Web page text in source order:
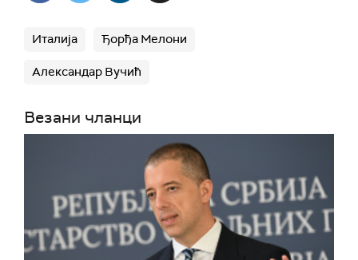
Италија Ђорђа Мелони
Александар Вучић
Везани чланци